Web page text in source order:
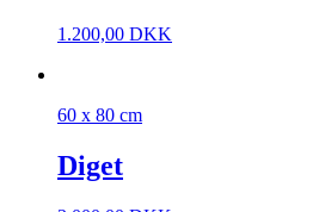
1.200,00 DKK
60 x 80 cm
Diget